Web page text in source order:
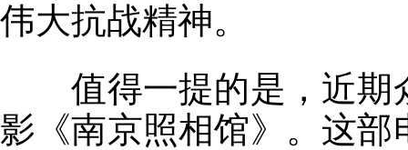
伟大抗战精神。
值得一提的是，近期
影《南京照相馆》。这